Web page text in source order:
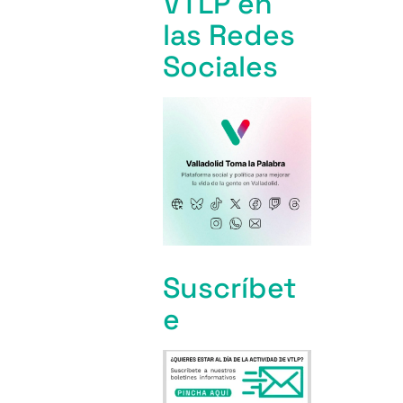
las Redes
Sociales
Suscríbet
e